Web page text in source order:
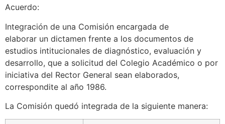
Acuerdo:
Integración de una Comisión encargada de
elaborar un dictamen frente a los documentos de
estudios intitucionales de diagnóstico, evaluación y
desarrollo, que a solicitud del Colegio Académico o por
iniciativa del Rector General sean elaborados,
correspondite al año 1986.
La Comisión quedó integrada de la siguiente manera: